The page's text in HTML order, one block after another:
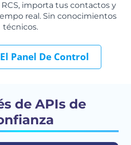
importa tus contactos y
real. Sin conocimientos
técnicos.
Panel De Control
de APIs de